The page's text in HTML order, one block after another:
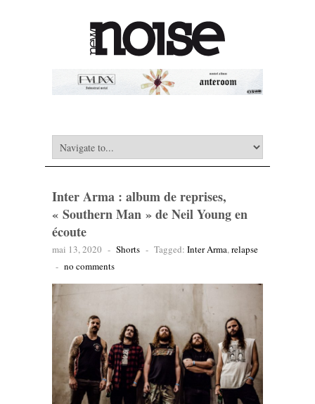
Inter Arma : album de reprises,
« Southern Man » de Neil Young en
écoute
mai 13, 2020 - Shorts - Tagged: Inter Arma,relapse
- no comments